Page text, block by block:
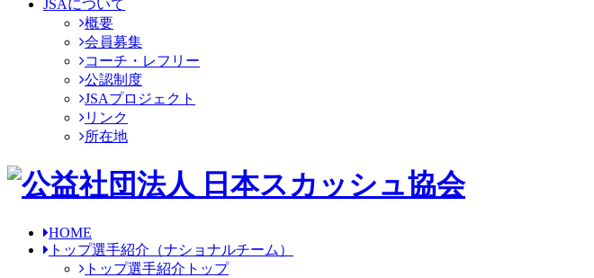
JSAについて
概要
会員募集
コーチ・レフリー
公認制度
JSAプロジェクト
リンク
所在地
HOME
トップ選手紹介 （ナショナルチーム）
トップ選手紹介トップ